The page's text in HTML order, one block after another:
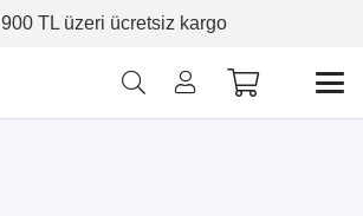
900 TL üzeri ücretsiz kargo